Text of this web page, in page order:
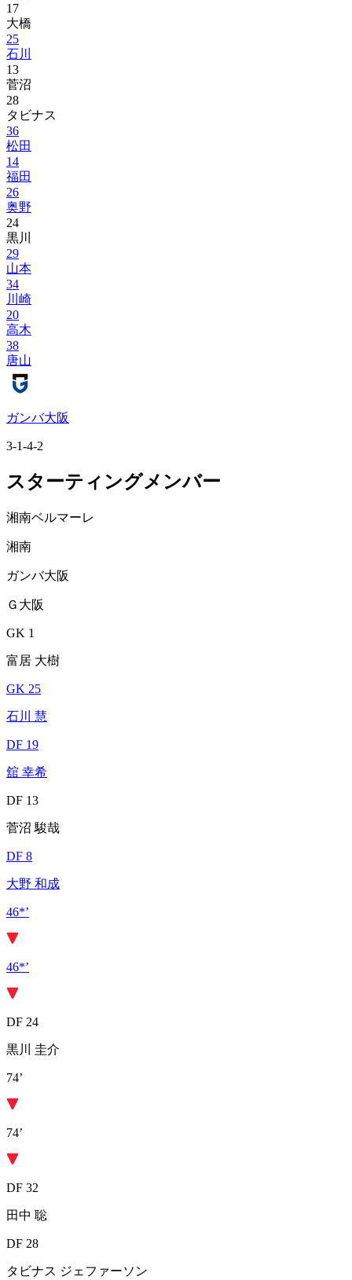
17
大橋
25
石川
13
菅沼
28
タビナス
36
松田
14
福田
26
奥野
24
黒川
29
山本
34
川崎
20
高木
38
唐山
ガンバ大阪
3-1-4-2
スターティングメンバー
湘南ベルマーレ
湘南
ガンバ大阪
Ｇ大阪
GK 1
富居 大樹
GK 25
石川 慧
DF 19
舘 幸希
DF 13
菅沼 駿哉
DF 8
大野 和成
46*’
46*’
DF 24
黒川 圭介
74’
74’
DF 32
田中 聡
DF 28
タビナス ジェファーソン